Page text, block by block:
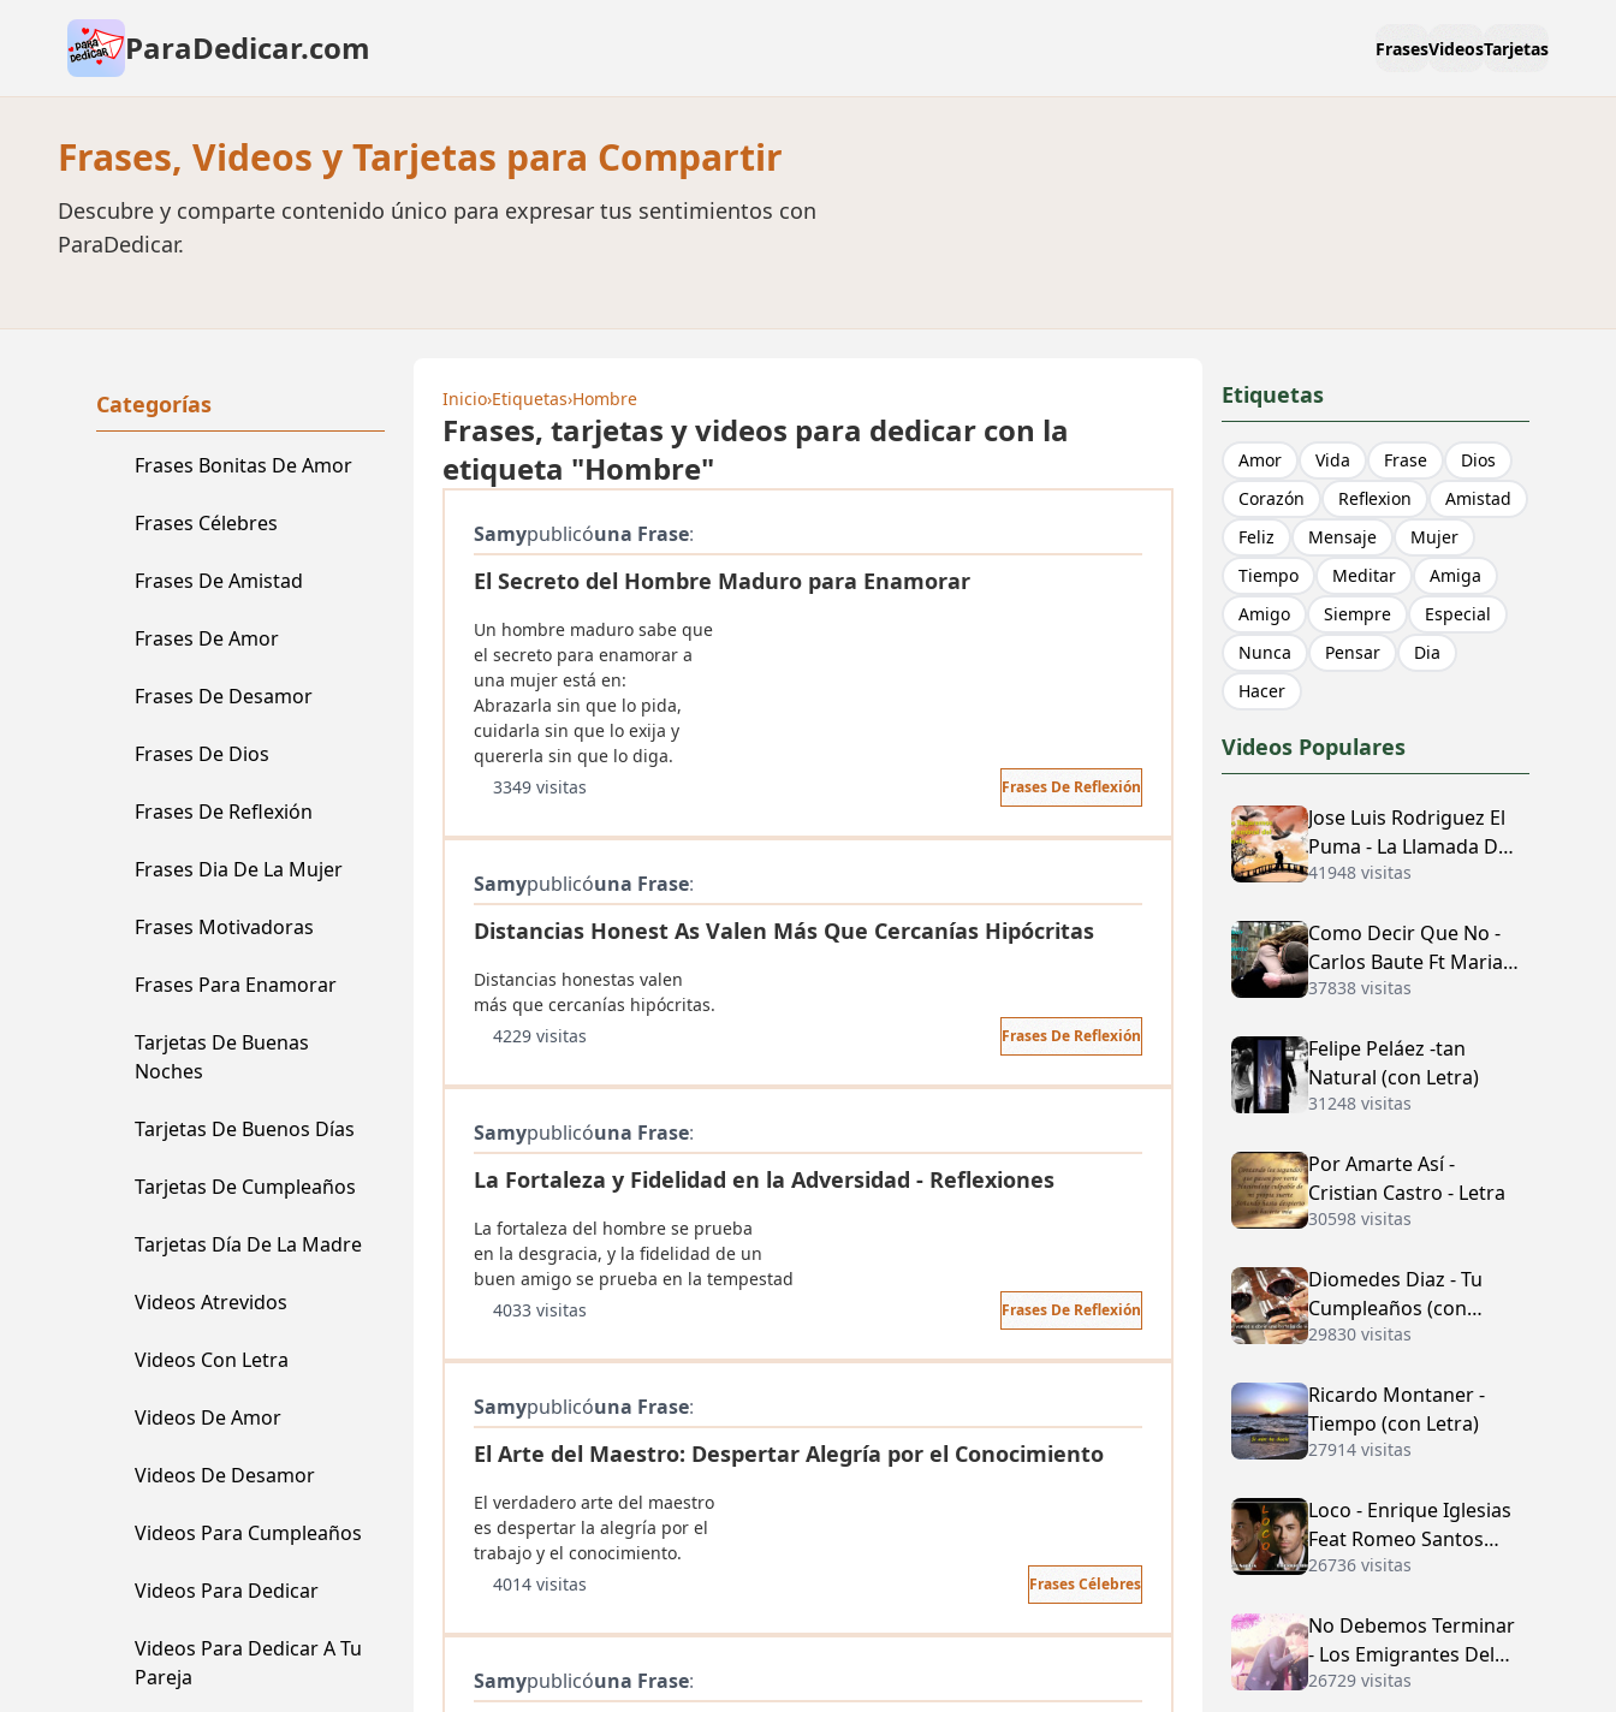
ParaDedicar.com FrasesVideosTarjetas
Frases, Videos y Tarjetas para Compartir
Descubre y comparte contenido único para expresar tus sentimientos con
ParaDedicar.
Categorías
Frases Bonitas De Amor
Frases Célebres
Frases De Amistad
Frases De Amor
Frases De Desamor
Frases De Dios
Frases De Reflexión
Frases Dia De La Mujer
Frases Motivadoras
Frases Para Enamorar
Tarjetas De Buenas
Noches
Tarjetas De Buenos Días
Tarjetas De Cumpleaños
Tarjetas Día De La Madre
Videos Atrevidos
Videos Con Letra
Videos De Amor
Videos De Desamor
Videos Para Cumpleaños
Videos Para Dedicar
Videos Para Dedicar A Tu
Pareja
Inicio›Etiquetas›Hombre
Frases, tarjetas y videos para dedicar con la
etiqueta "Hombre"
Samypublicóuna Frase:
El Secreto del Hombre Maduro para Enamorar
Un hombre maduro sabe que
el secreto para enamorar a
una mujer está en:
Abrazarla sin que lo pida,
cuidarla sin que lo exija y
quererla sin que lo diga.
3349 visitas
Frases De Reflexión
Samypublicóuna Frase:
Distancias Honest As Valen Más Que Cercanías Hipócritas
Distancias honestas valen
más que cercanías hipócritas.
4229 visitas
Frases De Reflexión
Samypublicóuna Frase:
La Fortaleza y Fidelidad en la Adversidad - Reflexiones
La fortaleza del hombre se prueba
en la desgracia, y la fidelidad de un
buen amigo se prueba en la tempestad
4033 visitas
Frases De Reflexión
Samypublicóuna Frase:
El Arte del Maestro: Despertar Alegría por el Conocimiento
El verdadero arte del maestro
es despertar la alegría por el
trabajo y el conocimiento.
4014 visitas
Frases Célebres
Samypublicóuna Frase:
Etiquetas
Amor Vida Frase
Dios
Corazón
Reflexion
Amistad
Feliz
Mensaje
Mujer
Tiempo
Meditar
Amiga
Amigo
Siempre
Especial
Nunca
Pensar
Dia
Hacer
Videos Populares
Jose Luis Rodriguez El
Puma - La Llamada Del
Amor (con Letra)
41948 visitas
Como Decir Que No -
Carlos Baute Ft Maria
José (con Letra)
37838 visitas
Felipe Peláez -tan
Natural (con Letra)
31248 visitas
Por Amarte Así -
Cristian Castro - Letra
30598 visitas
Diomedes Diaz - Tu
Cumpleaños (con
Letra)
29830 visitas
Ricardo Montaner -
Tiempo (con Letra)
27914 visitas
Loco - Enrique Iglesias
Feat Romeo Santos
(con Letra)
26736 visitas
No Debemos Terminar
- Los Emigrantes Del
Vallenato
26729 visitas